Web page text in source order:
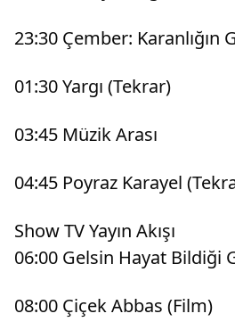
23:30 Çember: Karanlığın
01:30 Yargı (Tekrar)
03:45 Müzik Arası
04:45 Poyraz Karayel
Show TV Yayın Akışı
06:00 Gelsin Hayat Bildiği
08:00 Çiçek Abbas (Film)